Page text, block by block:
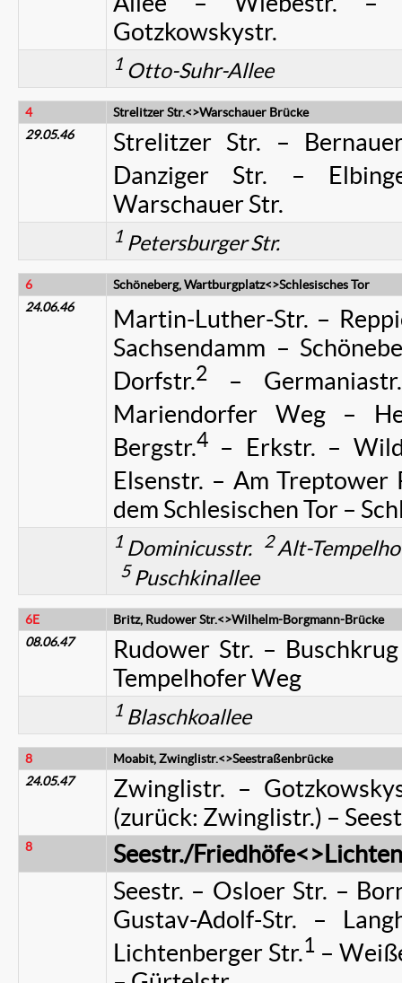
Gotzkowskystr.
1 Otto-Suhr-Allee
4
Strelitzer Str.<>Warschauer Brücke
29.05.46
Strelitzer Str. –
Danziger Str. –
Warschauer Str.
1 Petersburger Str.
6
Schöneberg, Wartburgplatz<>Schlesisches Tor
24.06.46
Martin-Luther-Str. –
Sachsendamm –
Dorfstr.2 –
Mariendorfer Weg –
Bergstr.4 – Erkstr. –
Elsenstr. – Am Treptower
dem Schlesischen Tor –
1 Dominicusstr. 2Alt-
5Puschkinallee
6E
Britz, Rudower Str.<>Wilhelm-Borgmann-Brücke
08.06.47
Rudower Str. –
Tempelhofer Weg
1 Blaschkoallee
8
Moabit, Zwinglistr.<>Seestraßenbrücke
24.05.47
Zwinglistr. –
(zurück: Zwinglistr.) –
8
Seestr./
Seestr. – Osloer Str. –
Gustav-Adolf-Str. –
Lichtenberger Str.1–